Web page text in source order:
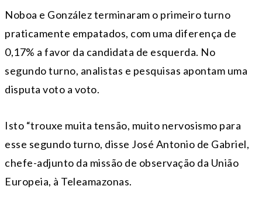
Noboa e González terminaram o primeiro turno
praticamente empatados, com uma diferença de
0,17% a favor da candidata de esquerda. No
segundo turno, analistas e pesquisas apontam uma
disputa voto a voto.
Isto “trouxe muita tensão, muito nervosismo para
esse segundo turno, disse José Antonio de Gabriel,
chefe-adjunto da missão de observação da União
Europeia, à Teleamazonas.